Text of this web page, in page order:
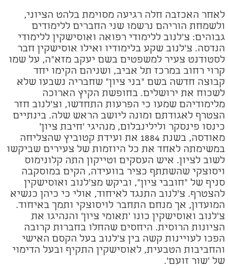
לאחר האכזבה חלה רגיעה מסוימת בלהט הציוני,
ולשמחת הוריהם נרשמו שני החברים ללימודים
גבוהים: צ'לנוב ללימודי רפואה ואוסישקין ללימודי
הנדסה. צ'לנוב שקע בלימודיו ואילו אוסישקין חבר
לסטודנט צעיר למשפטים בשם יעקב מזא"ה, על שמו
קרוי רחוב במרכז תל אביב, ושניהם הקימו יחד
קבוצה חדשה בשם "בני ציון" שחבריה נשבעו שלא
לשכוח את ירושלים. בחופשת הקיץ הארוכה
מלימודיהם שמעו כי הפרעות התחדשו, וצ'לנוב חזר
הצטרף לאגודתם ומונה ליושב הראש שלה. בינתיים
כינסו פינסקר ולילינבלום, מנהיגי 'חיבת ציון'
מאודסה, בשנת 1884 את ועידת קטוביץ שהצליחה
במשימתה לאחד את כל היוזמות של צעירים שביקשו
לשוב לציון. איש העסקים וטייקון התה קלונימוס
ויסוצקי שהשתתף כציר בוועידה, הקים במוסקבה
סניף של "חובבי ציון", וביקש מצ'לנוב ואוסישקין
להצטרף. צ'לנוב התנגד לאיחוד, אולי כי כיהן כנשיא
המועדון, אך מנחם התחבר לויסוצקי ותמך באיחוד.
צ'לנוב ואוסישקין כונו 'תאומי ציון' והנהיגו את
הציונות הרוסית. היחסים שהחלו בחברות קרובה
הפכו לעויינות קשה בין צ'לנוב בעל הקסם האישי
והחביבות הטבעית, לאוסישקין התקיף ובעל הדימוי
של 'שור זועם'.